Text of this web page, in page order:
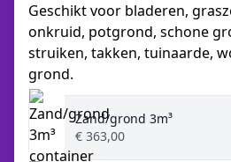
Geschikt voor bladeren,
onkruid, potgrond, schone
struiken, takken, tuinaarde,
grond.
Zand/grond 3m³
€ 363,00